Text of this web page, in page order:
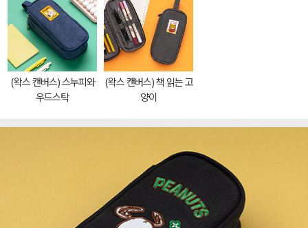
(왁스 캔버스) 스누피와
우드스탁
(왁스 캔버스) 책 읽는 고
양이